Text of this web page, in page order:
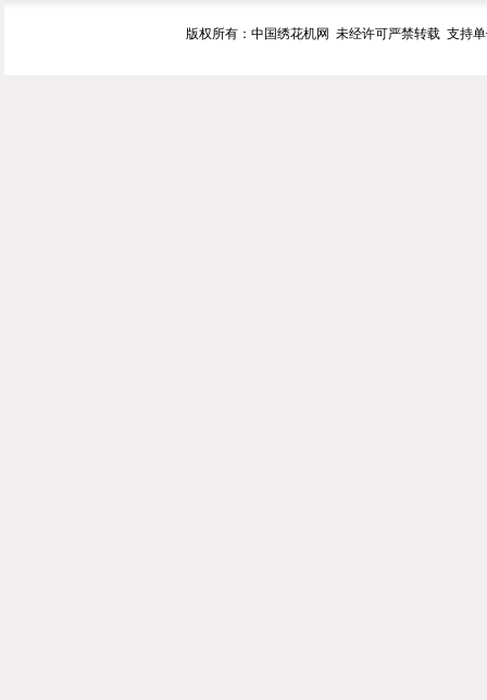
版权所有：中国绣花机网 未经许可严禁转载 支持